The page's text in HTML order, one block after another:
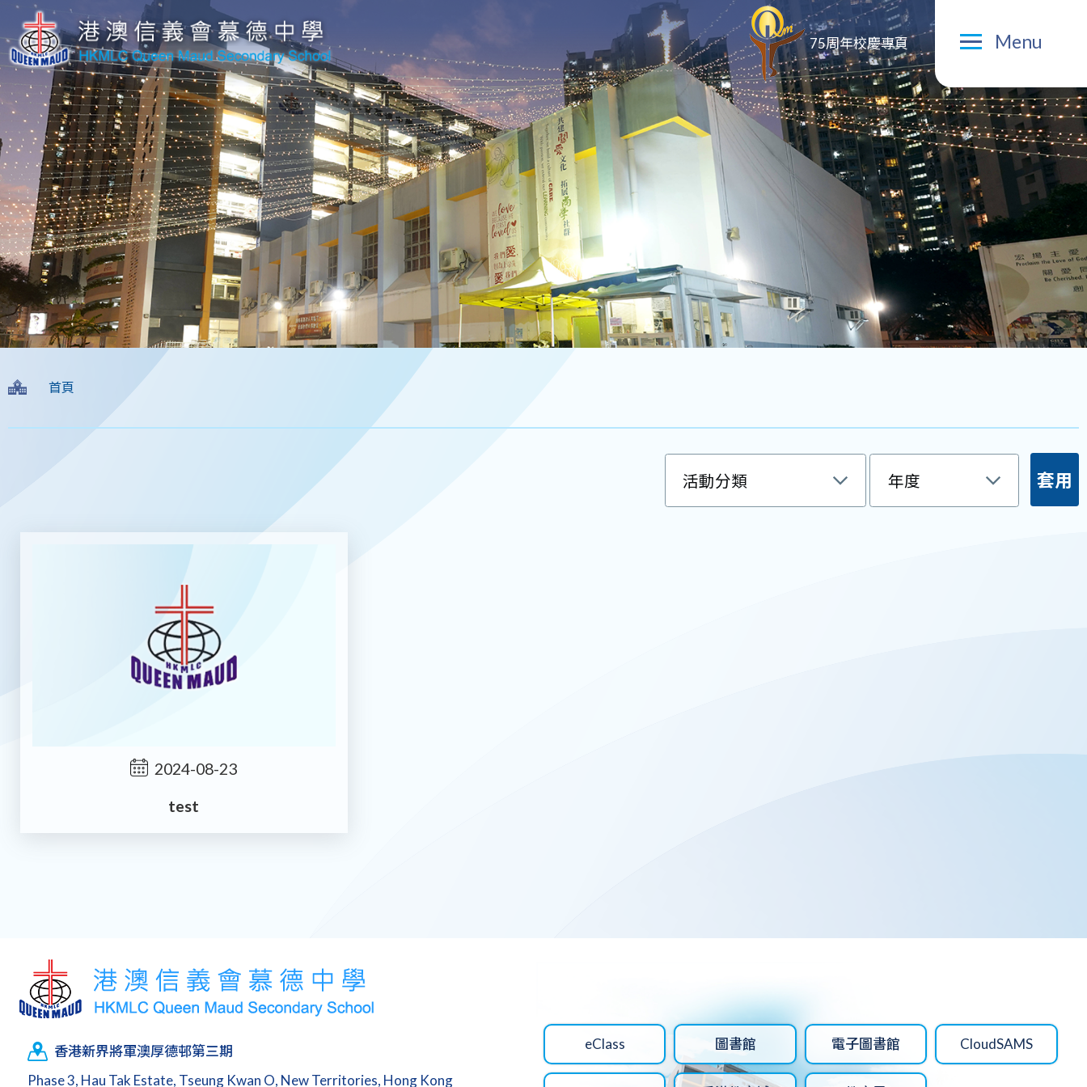
移至主內容
75周年校慶專頁 Menu
導首頁
2024-08-23
test
香港新界將軍澳厚德邨第三期
Phase 3, Hau Tak Estate, Tseung Kwan O, New Territories, Hong Kong
eClass 圖書館 電子圖書館 CloudSAMS